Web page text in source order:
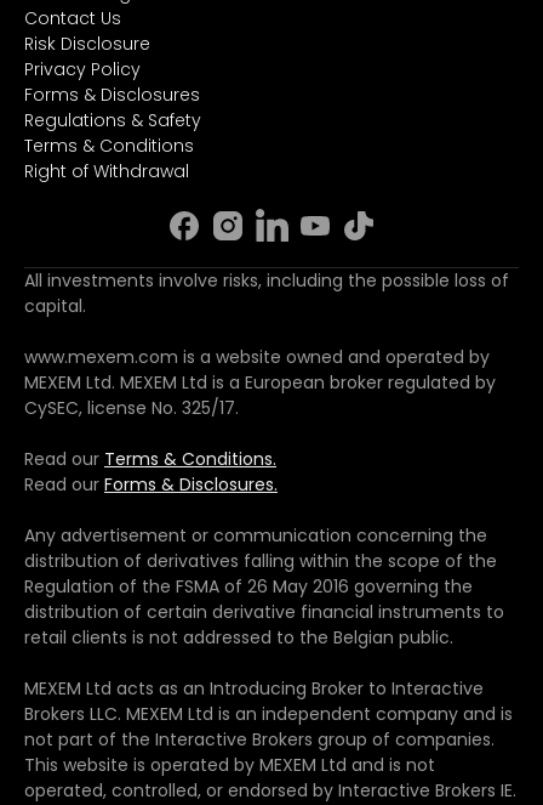
Contact Us
Risk Disclosure
Privacy Policy
Forms & Disclosures
Regulations & Safety
Terms & Conditions
Right of Withdrawal
All investments involve risks, including the possible loss of
capital.
www.mexem.com is a website owned and operated by
MEXEM Ltd. MEXEM Ltd is a European broker regulated by
CySEC, license No. 325/17.
Read our Terms & Conditions.
Read our Forms & Disclosures.
Any advertisement or communication concerning the
distribution of derivatives falling within the scope of the
Regulation of the FSMA of 26 May 2016 governing the
distribution of certain derivative financial instruments to
retail clients is not addressed to the Belgian public.
MEXEM Ltd acts as an Introducing Broker to Interactive
Brokers LLC. MEXEM Ltd is an independent company and is
not part of the Interactive Brokers group of companies.
This website is operated by MEXEM Ltd and is not
operated, controlled, or endorsed by Interactive Brokers IE.